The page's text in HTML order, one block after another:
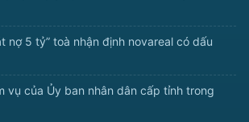
nợ 5 tỷ” toà nhận định novareal có dấu
vụ của Ủy ban nhân dân cấp tỉnh trong